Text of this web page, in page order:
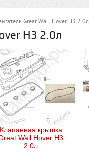
Great Wall Hover H3 2.0л
H3 2.0л
Клапанная крышка
Wall Hover H3
2.0л